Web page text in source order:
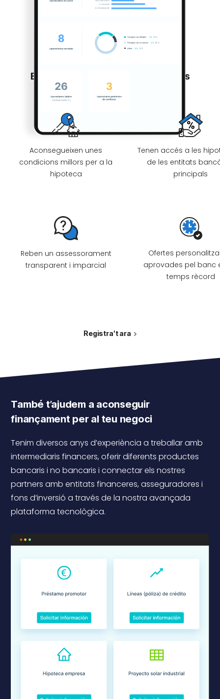
Els teus clients gaudeixen de tots
aquests avantatges
Aconsegueixen unes
condicions millors per a la
hipoteca
Reben un assessorament
transparent i imparcial
Tenen accés a les
de les entitats
principals
Ofertes
aprovades pel banc
temps rècord
Registra't ara
També t’ajudem a aconseguir
finançament per al teu negoci
Tenim diversos anys d’experiència a treballar amb
intermediaris financers, oferir diferents productes
bancaris i no bancaris i connectar els nostres
partners amb entitats financeres, asseguradores i
fons d’inversió a través de la nostra avançada
plataforma tecnològica.